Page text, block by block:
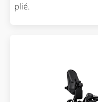
plié.